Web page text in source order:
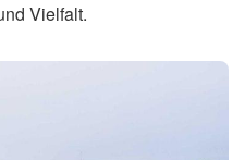
Vielfalt.